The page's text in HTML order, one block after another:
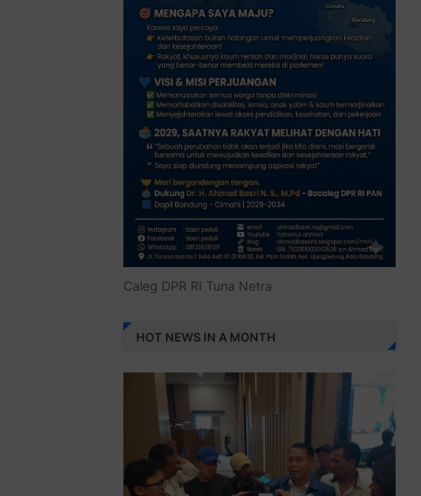
Caleg DPR RI Tuna Netra
HOT NEWS IN A MONTH